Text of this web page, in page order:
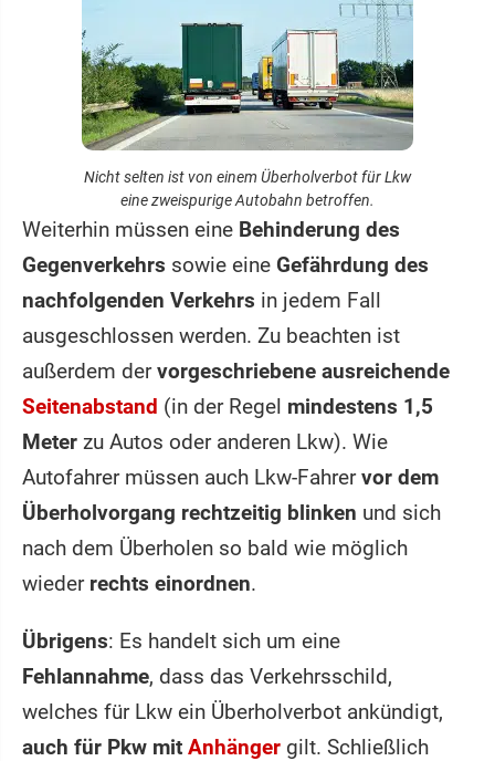
Nicht selten ist von einem Überholverbot für Lkw
eine zweispurige Autobahn betroffen.
Weiterhin müssen eine Behinderung des
Gegenverkehrs sowie eine Gefährdung des
nachfolgenden Verkehrs in jedem Fall
ausgeschlossen werden. Zu beachten ist
außerdem dervorgeschriebene ausreichende
Seitenabstand (in der Regel mindestens 1,5
Meter zu Autos oder anderen Lkw). Wie
Autofahrer müssen auch Lkw-Fahrervor dem
Überholvorgang rechtzeitig blinken und sich
nach dem Überholen so bald wie möglich
wieder rechts einordnen.
Übrigens: Es handelt sich um eine
Fehlannahme, dass das Verkehrsschild,
welches für Lkw ein Überholverbot ankündigt,
auch für Pkw mit Anhänger gilt. Schließlich